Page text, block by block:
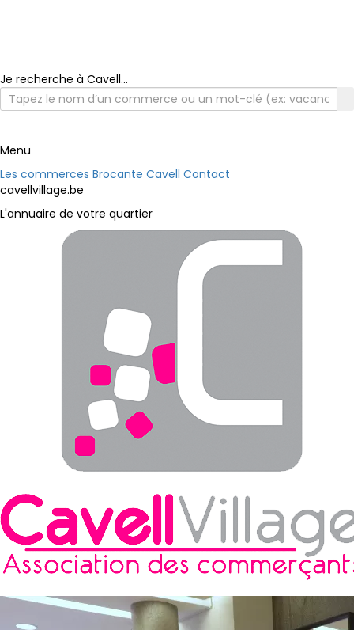
Je recherche à Cavell...
Menu
Les commerces Brocante Cavell Contact
cavellvillage.be
L'annuaire de votre quartier